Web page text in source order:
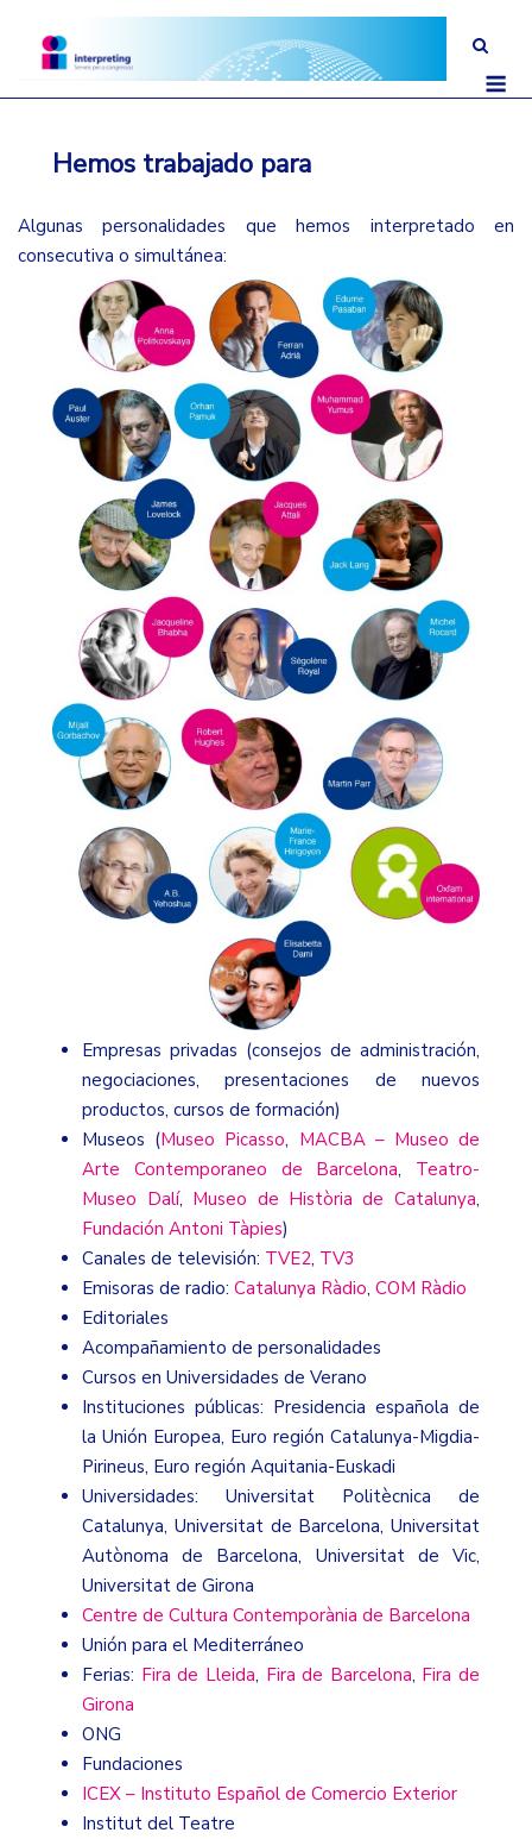
contenido
Hemos trabajado para
Algunas personalidades que hemos interpretado en
consecutiva o simultánea:
Empresas privadas (consejos de administración,
negociaciones, presentaciones de nuevos
productos, cursos de formación)
Museos (Museo Picasso, MACBA – Museo de
Arte Contemporaneo de Barcelona, Teatro-
Museo Dalí, Museo de Història de Catalunya,
Fundación Antoni Tàpies)
Canales de televisión: TVE2, TV3
Emisoras de radio:Catalunya Ràdio,COM Ràdio
Editoriales
Acompañamiento de personalidades
Cursos en Universidades de Verano
Instituciones públicas: Presidencia española de
la Unión Europea, Euro región Catalunya-Migdia-
Pirineus, Euro región Aquitania-Euskadi
Universidades: Universitat Politècnica de
Catalunya, Universitat de Barcelona, Universitat
Autònoma de Barcelona, Universitat de Vic,
Universitat de Girona
Centre de Cultura Contemporània de Barcelona
Unión para el Mediterráneo
Ferias: Fira de Lleida, Fira de Barcelona, Fira de
Girona
ONG
Fundaciones
ICEX – Instituto Español de Comercio Exterior
Institut del Teatre